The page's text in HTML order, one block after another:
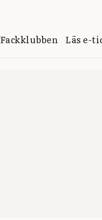
Fackklubben Läs e-